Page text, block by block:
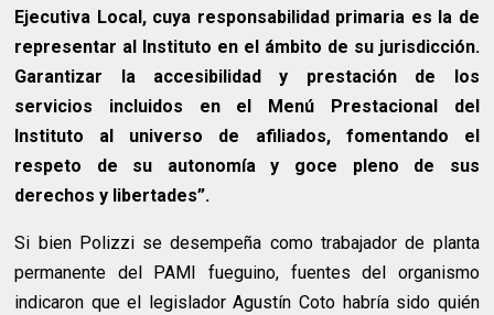
Ejecutiva Local, cuya responsabilidad primaria es la de
representar al Instituto en el ámbito de su jurisdicción.
Garantizar la accesibilidad y prestación de los
servicios incluidos en el Menú Prestacional del
Instituto al universo de afiliados, fomentando el
respeto de su autonomía y goce pleno de sus
derechos y libertades”.
Si bien Polizzi se desempeña como trabajador de planta
permanente del PAMI fueguino, fuentes del organismo
indicaron que el legislador Agustín Coto habría sido quién